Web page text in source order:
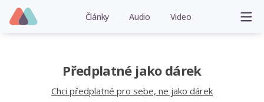
Články Audio Video
Předplatné jako dárek
Chci předplatné pro sebe, ne jako dárek